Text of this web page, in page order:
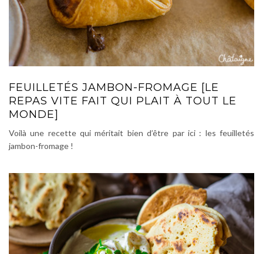
FEUILLETÉS JAMBON-FROMAGE [LE
REPAS VITE FAIT QUI PLAIT À TOUT LE
MONDE]
Voilà une recette qui méritait bien d’être par ici : les feuilletés
jambon-fromage !